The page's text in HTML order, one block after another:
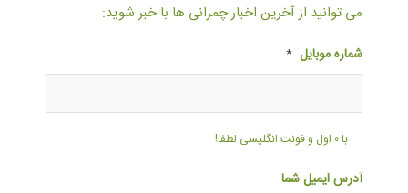
می توانید از آخرین اخبار چمرانی ها با خبر شوید:
شماره موبایل *
با ۰ اول و فونت انگلیسی لطفا!
آدرس ایمیل شما